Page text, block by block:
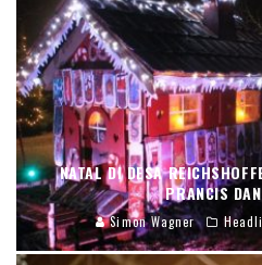
NATAL DI DESA
PRANCIS
Simon Wagner